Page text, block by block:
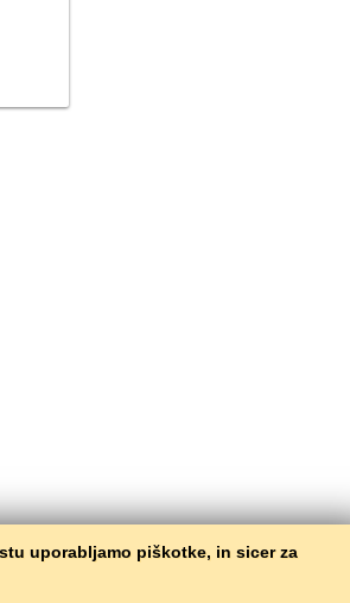
uporabljamo piškotke, in sicer za